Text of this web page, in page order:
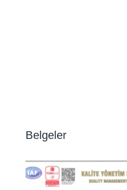
Belgeler